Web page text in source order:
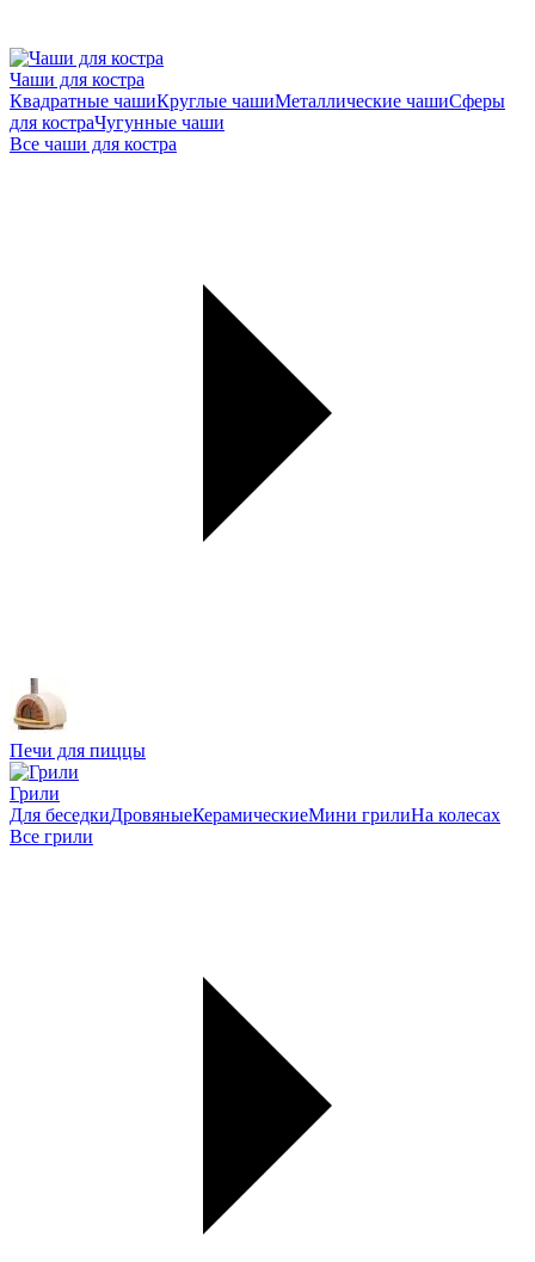
Чаши для костра
Квадратные чашиКруглые чашиМеталлические чашиСферы
для костраЧугунные чаши
Все чаши для костра
Печи для пиццы
Грили
Для беседкиДровяныеКерамическиеМини грилиНа колесах
Все грили